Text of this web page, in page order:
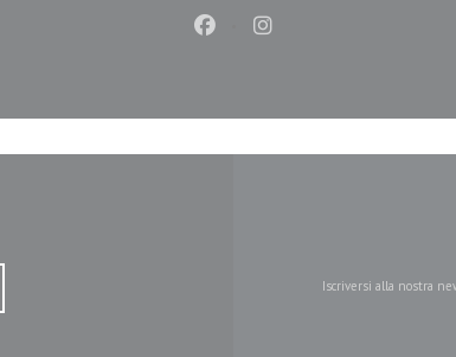
Facebook ((apre una nuova
Instagram ((apre una
Iscriversi alla nostra